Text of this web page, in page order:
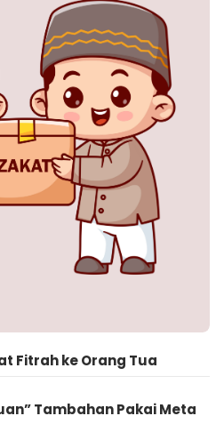
Fitrah ke Orang Tua
Tambahan Pakai Meta